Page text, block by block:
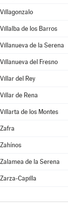
Villagonzalo
Villalba de los Barros
Villanueva de la Serena
Villanueva del Fresno
Villar del Rey
Villar de Rena
Villarta de los Montes
Zafra
Zahínos
Zalamea de la Serena
Zarza-Capilla